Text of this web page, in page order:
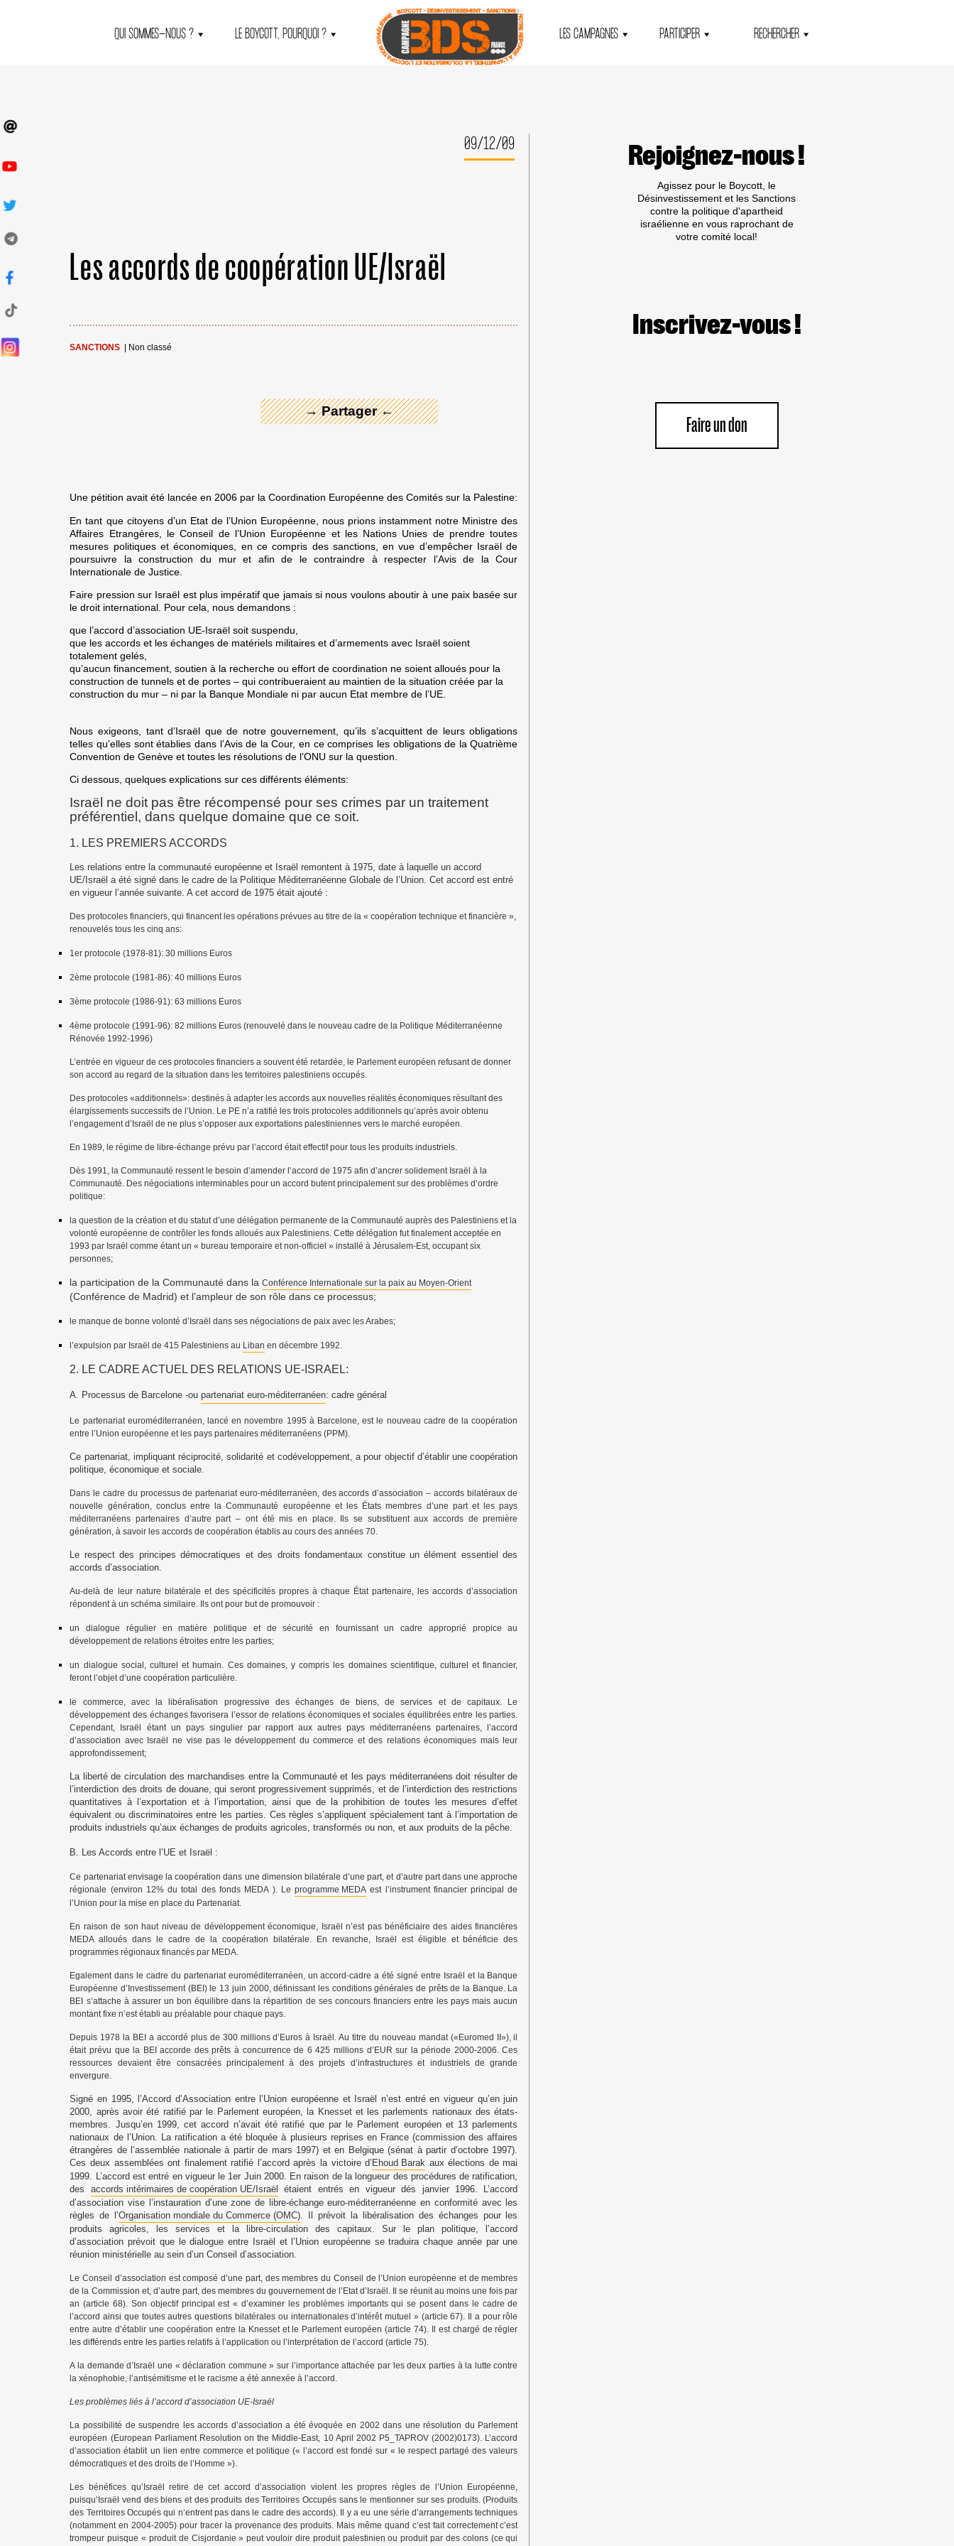
QUI SOMMES-NOUS ? LE BOYCOTT, POURQUOI ? LES CAMPAGNES PARTICIPER RECHERCHER
09/12/09
Les accords de coopération UE/Israël
SANCTIONS Non classé
→ Partager ←
Une pétition avait été lancée en 2006 par la Coordination Européenne des Comités sur la Palestine:
En tant que citoyens d’un Etat de l’Union Européenne, nous prions instamment notre Ministre des
Affaires Etrangères, le Conseil de l’Union Européenne et les Nations Unies de prendre toutes
mesures politiques et économiques, en ce compris des sanctions, en vue d’empêcher Israël de
poursuivre la construction du mur et afin de le contraindre à respecter l’Avis de la Cour
Internationale de Justice.
Faire pression sur Israël est plus impératif que jamais si nous voulons aboutir à une paix basée sur
le droit international. Pour cela, nous demandons :
que l’accord d’association UE-Israël soit suspendu,
que les accords et les échanges de matériels militaires et d’armements avec Israël soient
totalement gelés,
qu’aucun financement, soutien à la recherche ou effort de coordination ne soient alloués pour la
construction de tunnels et de portes – qui contribueraient au maintien de la situation créée par la
construction du mur – ni par la Banque Mondiale ni par aucun Etat membre de l’UE.
Nous exigeons, tant d’Israël que de notre gouvernement, qu’ils s’acquittent de leurs obligations
telles qu’elles sont établies dans l’Avis de la Cour, en ce comprises les obligations de la Quatrième
Convention de Genève et toutes les résolutions de l’ONU sur la question.
Ci dessous, quelques explications sur ces différents éléments:
Israël ne doit pas être récompensé pour ses crimes par un traitement
préférentiel, dans quelque domaine que ce soit.
1. LES PREMIERS ACCORDS
Les relations entre la communauté européenne et Israël remontent à 1975, date à laquelle un accord
UE/Israël a été signé dans le cadre de la Politique Méditerranéenne Globale de l’Union. Cet accord est entré
en vigueur l’année suivante. A cet accord de 1975 était ajouté :
Des protocoles financiers, qui financent les opérations prévues au titre de la « coopération technique et financière »,
renouvelés tous les cinq ans:
1er protocole (1978-81): 30 millions Euros
2ème protocole (1981-86): 40 millions Euros
3ème protocole (1986-91): 63 millions Euros
4ème protocole (1991-96): 82 millions Euros (renouvelé dans le nouveau cadre de la Politique Méditerranéenne
Rénovée 1992-1996)
L’entrée en vigueur de ces protocoles financiers a souvent été retardée, le Parlement européen refusant de donner
son accord au regard de la situation dans les territoires palestiniens occupés.
Des protocoles «additionnels»: destinés à adapter les accords aux nouvelles réalités économiques résultant des
élargissements successifs de l’Union. Le PE n’a ratifié les trois protocoles additionnels qu’après avoir obtenu
l’engagement d’Israël de ne plus s’opposer aux exportations palestiniennes vers le marché européen.
En 1989, le régime de libre-échange prévu par l’accord était effectif pour tous les produits industriels.
Dès 1991, la Communauté ressent le besoin d’amender l’accord de 1975 afin d’ancrer solidement Israël à la
Communauté. Des négociations interminables pour un accord butent principalement sur des problèmes d’ordre
politique:
la question de la création et du statut d’une délégation permanente de la Communauté auprès des Palestiniens et la
volonté européenne de contrôler les fonds alloués aux Palestiniens. Cette délégation fut finalement acceptée en
1993 par Israël comme étant un « bureau temporaire et non-officiel » installé à Jérusalem-Est, occupant six
personnes;
la participation de la Communauté dans laConférence Internationale sur la paix au Moyen-Orient
(Conférence de Madrid) et l’ampleur de son rôle dans ce processus;
le manque de bonne volonté d’Israël dans ses négociations de paix avec les Arabes;
l’expulsion par Israël de 415 Palestiniens au Liban en décembre 1992.
2. LE CADRE ACTUEL DES RELATIONS UE-ISRAEL:
A. Processus de Barcelone -oupartenariat euro-méditerranéen: cadre général
Le partenariat euroméditerranéen, lancé en novembre 1995 à Barcelone, est le nouveau cadre de la coopération
entre l’Union européenne et les pays partenaires méditerranéens (PPM).
Ce partenariat, impliquant réciprocité, solidarité et codéveloppement, a pour objectif d’établir une coopération
politique, économique et sociale.
Dans le cadre du processus de partenariat euro-méditerranéen, des accords d’association – accords bilatéraux de
nouvelle génération, conclus entre la Communauté européenne et les États membres d’une part et les pays
méditerranéens partenaires d’autre part – ont été mis en place. Ils se substituent aux accords de première
génération, à savoir les accords de coopération établis au cours des années 70.
Le respect des principes démocratiques et des droits fondamentaux constitue un élément essentiel des
accords d’association.
Au-delà de leur nature bilatérale et des spécificités propres à chaque État partenaire, les accords d’association
répondent à un schéma similaire. Ils ont pour but de promouvoir :
un dialogue régulier en matière politique et de sécurité en fournissant un cadre approprié propice au
développement de relations étroites entre les parties;
un dialogue social, culturel et humain. Ces domaines, y compris les domaines scientifique, culturel et financier,
feront l’objet d’une coopération particulière.
le commerce, avec la libéralisation progressive des échanges de biens, de services et de capitaux. Le
développement des échanges favorisera l’essor de relations économiques et sociales équilibrées entre les parties.
Cependant, Israël étant un pays singulier par rapport aux autres pays méditerranéens partenaires, l’accord
d’association avec Israël ne vise pas le développement du commerce et des relations économiques mais leur
approfondissement;
La liberté de circulation des marchandises entre la Communauté et les pays méditerranéens doit résulter de
l’interdiction des droits de douane, qui seront progressivement supprimés, et de l’interdiction des restrictions
quantitatives à l’exportation et à l’importation, ainsi que de la prohibition de toutes les mesures d’effet
équivalent ou discriminatoires entre les parties. Ces règles s’appliquent spécialement tant à l’importation de
produits industriels qu’aux échanges de produits agricoles, transformés ou non, et aux produits de la pêche.
B. Les Accords entre l’UE et Israël :
Ce partenariat envisage la coopération dans une dimension bilatérale d’une part, et d’autre part dans une approche
régionale (environ 12% du total des fonds MEDA ). Leprogramme MEDA est l’instrument financier principal de
l’Union pour la mise en place du Partenariat.
En raison de son haut niveau de développement économique, Israël n’est pas bénéficiaire des aides financières
MEDA alloués dans le cadre de la coopération bilatérale. En revanche, Israël est éligible et bénéficie des
programmes régionaux financés par MEDA.
Egalement dans le cadre du partenariat euroméditerranéen, un accord-cadre a été signé entre Israël et la Banque
Européenne d’Investissement (BEI) le 13 juin 2000, définissant les conditions générales de prêts de la Banque. La
BEI s’attache à assurer un bon équilibre dans la répartition de ses concours financiers entre les pays mais aucun
montant fixe n’est établi au préalable pour chaque pays.
Depuis 1978 la BEI a accordé plus de 300 millions d’Euros à Israël. Au titre du nouveau mandat («Euromed II»), il
était prévu que la BEI accorde des prêts à concurrence de 6 425 millions d’EUR sur la période 2000-2006. Ces
ressources devaient être consacrées principalement à des projets d’infrastructures et industriels de grande
envergure.
Signé en 1995, l’Accord d’Association entre l’Union européenne et Israël n’est entré en vigueur qu’en juin
2000, après avoir été ratifié par le Parlement européen, la Knesset et les parlements nationaux des états-
membres. Jusqu’en 1999, cet accord n’avait été ratifié que par le Parlement européen et 13 parlements
nationaux de l’Union. La ratification a été bloquée à plusieurs reprises en France (commission des affaires
étrangères de l’assemblée nationale à partir de mars 1997) et en Belgique (sénat à partir d’octobre 1997).
Ces deux assemblées ont finalement ratifié l’accord après la victoire d’ Ehoud Barak aux élections de mai
1999. L’accord est entré en vigueur le 1er Juin 2000. En raison de la longueur des procédures de ratification,
des accords intérimaires de coopération UE/Israël
étaient entrés en vigueur dés janvier 1996. L’accord
d’association vise l’instauration d’une zone de libre-échange euro-méditerranéenne en conformité avec les
règles de l’Organisation mondiale du Commerce (OMC). Il prévoit la libéralisation des échanges pour les
produits agricoles, les services et la libre-circulation des capitaux. Sur le plan politique, l’accord
d’association prévoit que le dialogue entre Israël et l’Union européenne se traduira chaque année par une
réunion ministérielle au sein d’un Conseil d’association.
Le Conseil d’association est composé d’une part, des membres du Conseil de l’Union européenne et de membres
de la Commission et, d’autre part, des membres du gouvernement de l’Etat d’Israël. Il se réunit au moins une fois par
an (article 68). Son objectif principal est « d’examiner les problèmes importants qui se posent dans le cadre de
l’accord ainsi que toutes autres questions bilatérales ou internationales d’intérêt mutuel » (article 67). Il a pour rôle
entre autre d’établir une coopération entre la Knesset et le Parlement européen (article 74). Il est chargé de régler
les différends entre les parties relatifs à l’application ou l’interprétation de l’accord (article 75).
A la demande d’Israël une « déclaration commune » sur l’importance attachée par les deux parties à la lutte contre
la xénophobie, l’antisémitisme et le racisme a été annexée à l’accord.
Les problèmes liés à l’accord d’association UE-Israël
La possibilité de suspendre les accords d’association a été évoquée en 2002 dans une résolution du Parlement
européen (European Parliament Resolution on the Middle-East, 10 April 2002 P5_TAPROV (2002)0173). L’accord
d’association établit un lien entre commerce et politique (« l’accord est fondé sur « le respect partagé des valeurs
démocratiques et des droits de l’Homme »).
Les bénéfices qu’Israël retire de cet accord d’association violent les propres règles de l’Union Européenne,
puisqu’Israël vend des biens et des produits des Territoires Occupés sans le mentionner sur ses produits. (Produits
des Territoires Occupés qui n’entrent pas dans le cadre des accords). Il y a eu une série d’arrangements techniques
(notamment en 2004-2005) pour tracer la provenance des produits. Mais même quand c’est fait correctement c’est
trompeur puisque « produit de Cisjordanie » peut vouloir dire produit palestinien ou produit par des colons (ce qui
Rejoignez-nous !
Agissez pour le Boycott, le
Désinvestissement et les Sanctions
contre la politique d'apartheid
israélienne en vous raprochant de
votre comité local!
Inscrivez-vous !
Faire un don